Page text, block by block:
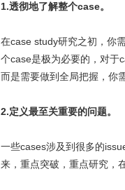
1.透彻地了解整个case。
在case study研究之初，你
个case是极为必要的，对于
而是需要做到全局把握，你
2.定义最至关重要的问题。
一些cases涉及到很多的
来，重点突破，重点研究，